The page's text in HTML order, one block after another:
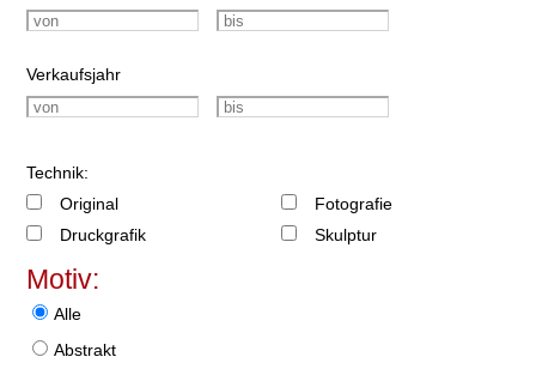
Verkaufsjahr
Technik:
Original
Druckgrafik
Fotografie
Skulptur
Motiv:
Alle
Abstrakt